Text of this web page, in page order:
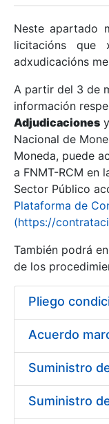
Mostrar/Ocultar
Mostrar/Ocultar
Mostrar/Ocultar
Mostrar/
Neste apartado
licitacións que
adxudicacións
A partir del 3 de
información
Adjudicaciones
Nacional de
Moneda, puede
a FNMT-RCM en
Sector Público
Plataforma de
(https://
También podrá
de los